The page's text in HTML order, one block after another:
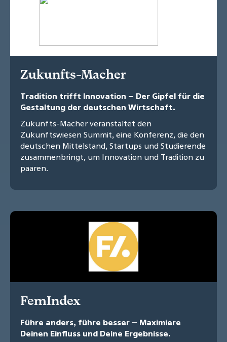
Zukunfts-Macher
Tradition trifft Innovation – Der Gipfel für die
Gestaltung der deutschen Wirtschaft.
Zukunfts-Macher veranstaltet den
Zukunftswiesen Summit, eine Konferenz, die den
deutschen Mittelstand, Startups und Studierende
zusammenbringt, um Innovation und Tradition zu
paaren.
FemIndex
Führe anders, führe besser – Maximiere
Deinen Einfluss und Deine Ergebnisse.